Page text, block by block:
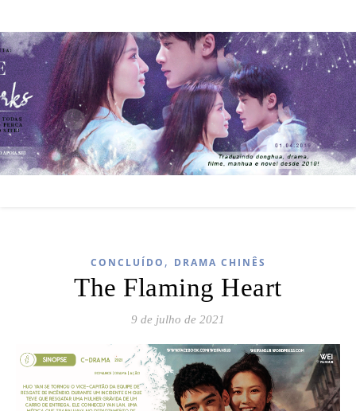
CONCLUÍDO , DRAMA CHINÊS
The Flaming Heart
9 de julho de 2021